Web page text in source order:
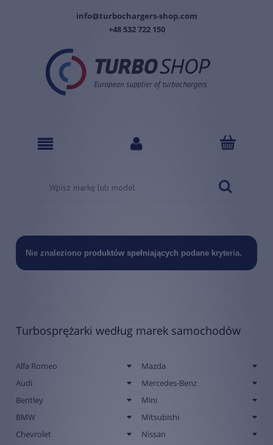
info@turbochargers-shop.com
+48 532 722 150
Nie znaleziono produktów spełniających podane kryteria.
Turbosprężarki według marek samochodów
Alfa Romeo
Audi
Bentley
BMW
Chevrolet
Mazda
Mercedes-Benz
Mini
Mitsubishi
Nissan